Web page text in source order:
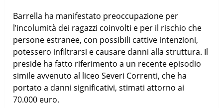
Barrella ha manifestato preoccupazione per
l’incolumità dei ragazzi coinvolti e per il rischio che
persone estranee, con possibili cattive intenzioni,
potessero infiltrarsi e causare danni alla struttura. Il
preside ha fatto riferimento a un recente episodio
simile avvenuto al liceo Severi Correnti, che ha
portato a danni significativi, stimati attorno ai
70.000 euro.